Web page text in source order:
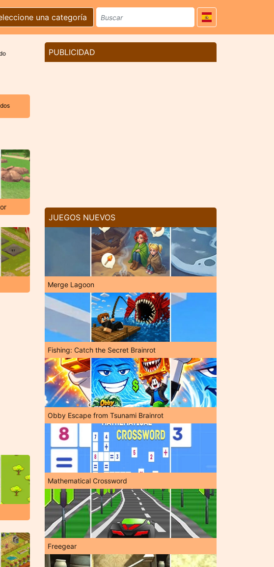
una categoría
PUBLICIDAD
JUEGOS NUEVOS
Merge Lagoon
Fishing: Catch the Secret Brainrot
Obby Escape from Tsunami Brainrot
Mathematical Crossword
Freegear